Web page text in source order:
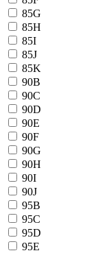
85G
85H
85I
85J
85K
90B
90C
90D
90E
90F
90G
90H
90I
90J
95B
95C
95D
95E